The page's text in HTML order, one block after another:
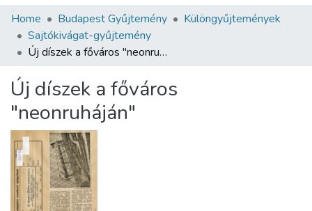
Communities & Collections
All of DSpace
Statistics
About us
Home Budapest Gyűjtemény
Különgyűjtemények
Sajtókivágat-gyűjtemény
Új díszek a főváros "neonruháján"
Új díszek a főváros
"neonruháján"